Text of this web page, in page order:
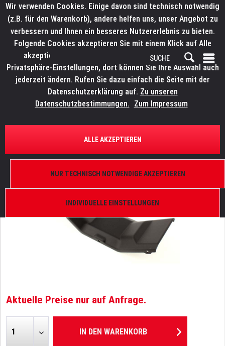
ÜBERSICHT ERSATZTEILE
Aktuelle Preise nur auf Anfrage.
IN DEN WARENKORB
Wir verwenden Cookies. Einige davon sind technisch notwendig
(z.B. für den Warenkorb), andere helfen uns, unser Angebot zu
verbessern und Ihnen ein besseres Nutzererlebnis zu bieten.
Folgende Cookies akzeptieren Sie mit einem Klick auf Alle
akzeptieren. Weitere Informationen finden Sie in den
Privatsphäre-Einstellungen, dort können Sie Ihre Auswahl auch
jederzeit ändern. Rufen Sie dazu einfach die Seite mit der
Datenschutzerklärung auf. Zu unseren
Datenschutzbestimmungen. Zum Impressum
INDIVIDUELLE EINSTELLUNGEN
NUR TECHNISCH NOTWENDIGE AKZEPTIEREN
ALLE AKZEPTIEREN